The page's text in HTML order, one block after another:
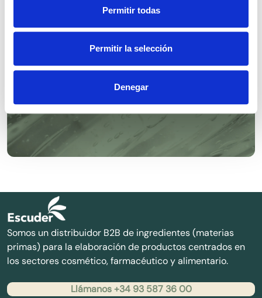
Permitir todas
Permitir la selección
Denegar
Somos un distribuidor B2B de ingredientes (materias
primas) para la elaboración de productos centrados en
los sectores cosmético, farmacéutico y alimentario.
Llámanos +34 93 587 36 00